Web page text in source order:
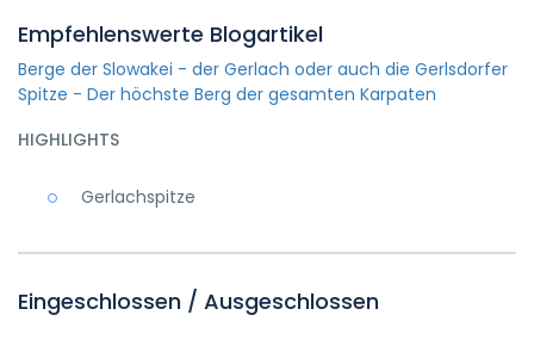
Empfehlenswerte Blogartikel
Berge der Slowakei - der Gerlach oder auch die Gerlsdorfer
Spitze - Der höchste Berg der gesamten Karpaten
HIGHLIGHTS
Gerlachspitze
Eingeschlossen / Ausgeschlossen